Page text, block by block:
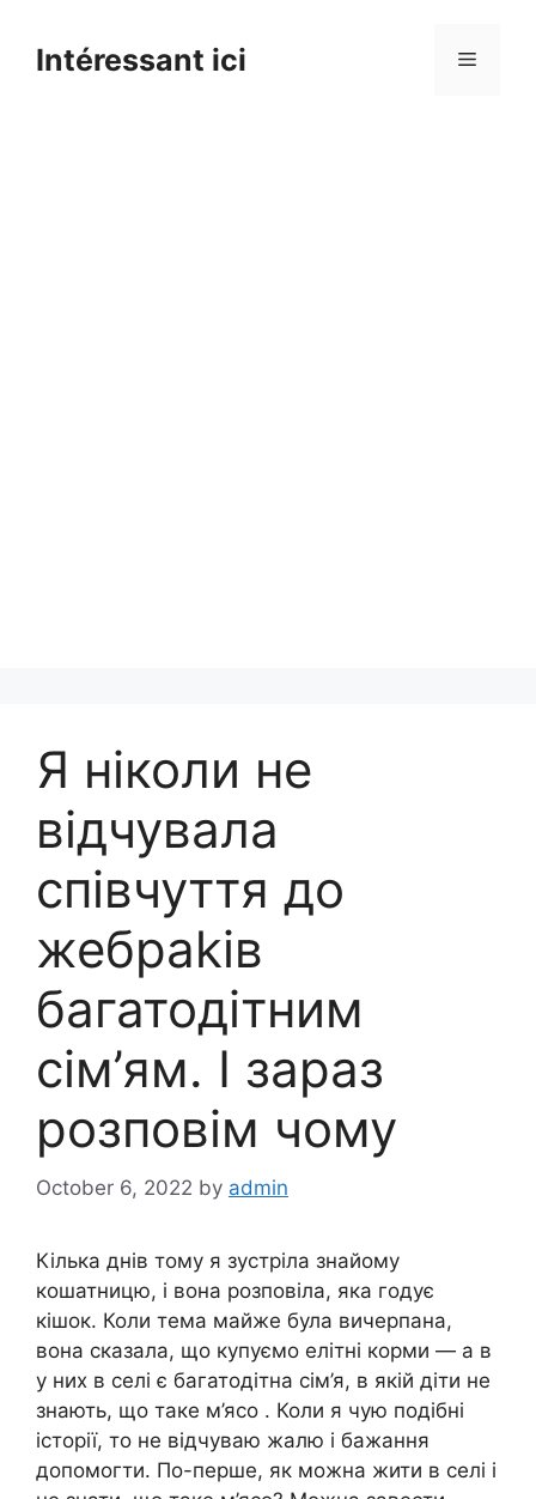
contentIntéressant ici Menu
Я ніколи не
відчувала
співчуття до
жебраkів
багатодітним
сім’ям. І зараз
розповім чому
October 6, 2022 by admin
Кілька днів тому я зустріла знайому
кошатницю, і вона розповіла, яка годує
кішок. Коли тема майже була вичерпана,
вона сказала, що купуємо елітні корми — а в
у них в селі є багатодітна сім’я, в якій діти не
знають, що таке м’ясо . Коли я чую подібні
історії, то не відчуваю жалю і бажання
допомогти. По-перше, як можна жити в селі і